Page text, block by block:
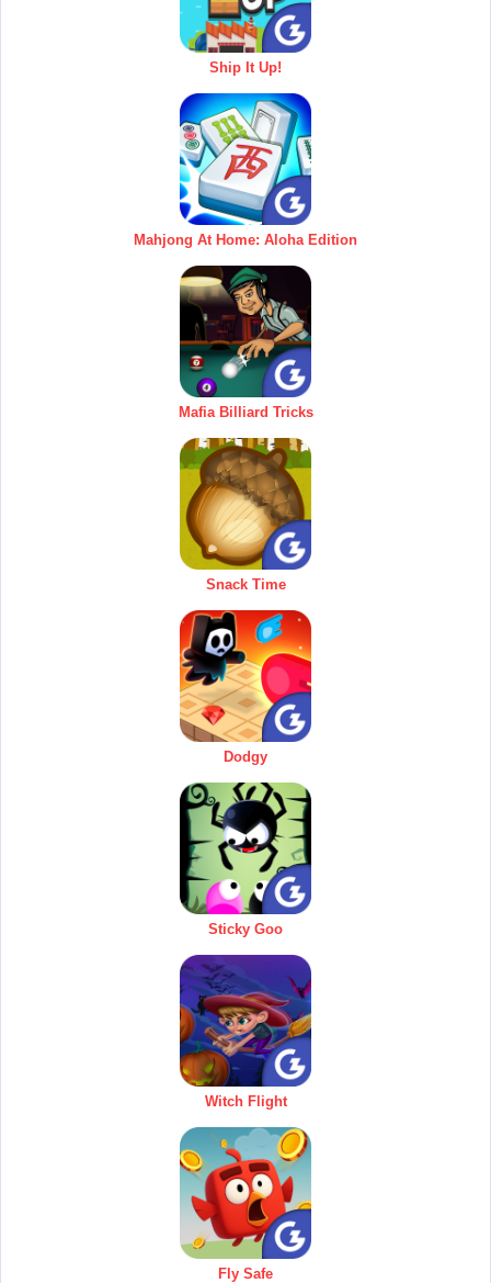
Ship It Up!
Mahjong At Home: Aloha Edition
Mafia Billiard Tricks
Snack Time
Dodgy
Sticky Goo
Witch Flight
Fly Safe